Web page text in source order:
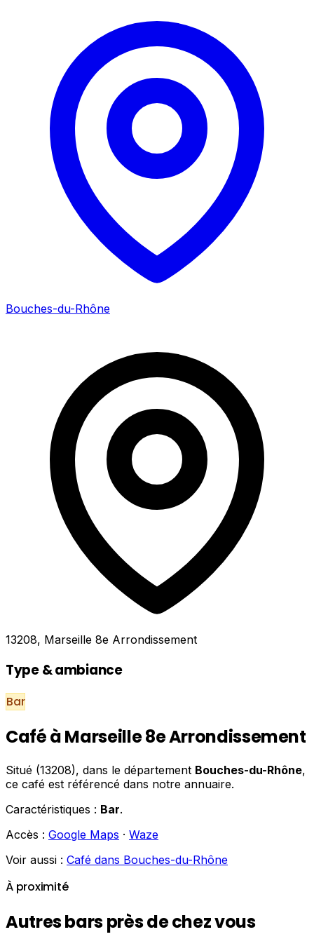
Bouches-du-Rhône
13208, Marseille 8e Arrondissement
Type & ambiance
Bar
Café à Marseille 8e Arrondissement
Situé (13208), dans le département Bouches-du-Rhône,
ce café est référencé dans notre annuaire.
Caractéristiques : Bar.
Accès : Google Maps · Waze
Voir aussi : Café dans Bouches-du-Rhône
À proximité
Autres bars près de chez vous